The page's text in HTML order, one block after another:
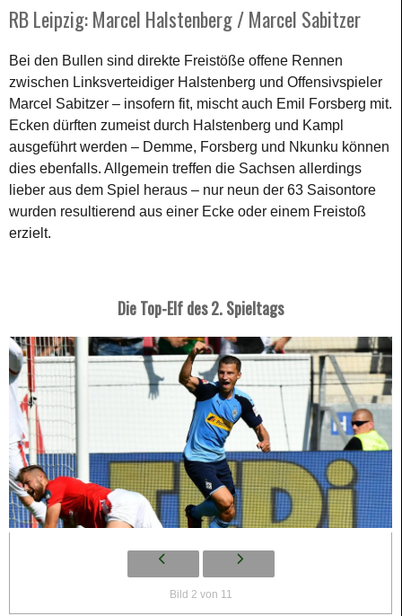
RB Leipzig: Marcel Halstenberg / Marcel Sabitzer
Bei den Bullen sind direkte Freistöße offene Rennen
zwischen Linksverteidiger Halstenberg und Offensivspieler
Marcel Sabitzer – insofern fit, mischt auch Emil Forsberg mit.
Ecken dürften zumeist durch Halstenberg und Kampl
ausgeführt werden – Demme, Forsberg und Nkunku können
dies ebenfalls. Allgemein treffen die Sachsen allerdings
lieber aus dem Spiel heraus – nur neun der 63 Saisontore
wurden resultierend aus einer Ecke oder einem Freistoß
erzielt.
Die Top-Elf des 2. Spieltags
Bild 2 von 11